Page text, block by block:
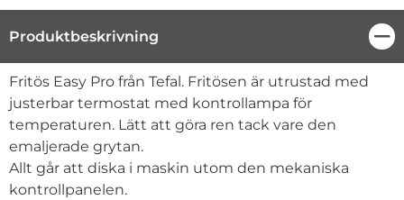
Produktbeskrivning
Produktbeskrivning
Fritös Easy Pro från Tefal. Fritösen är utrustad med
justerbar termostat med kontrollampa för
temperaturen. Lätt att göra ren tack vare den
emaljerade grytan.
Allt går att diska i maskin utom den mekaniska
kontrollpanelen.